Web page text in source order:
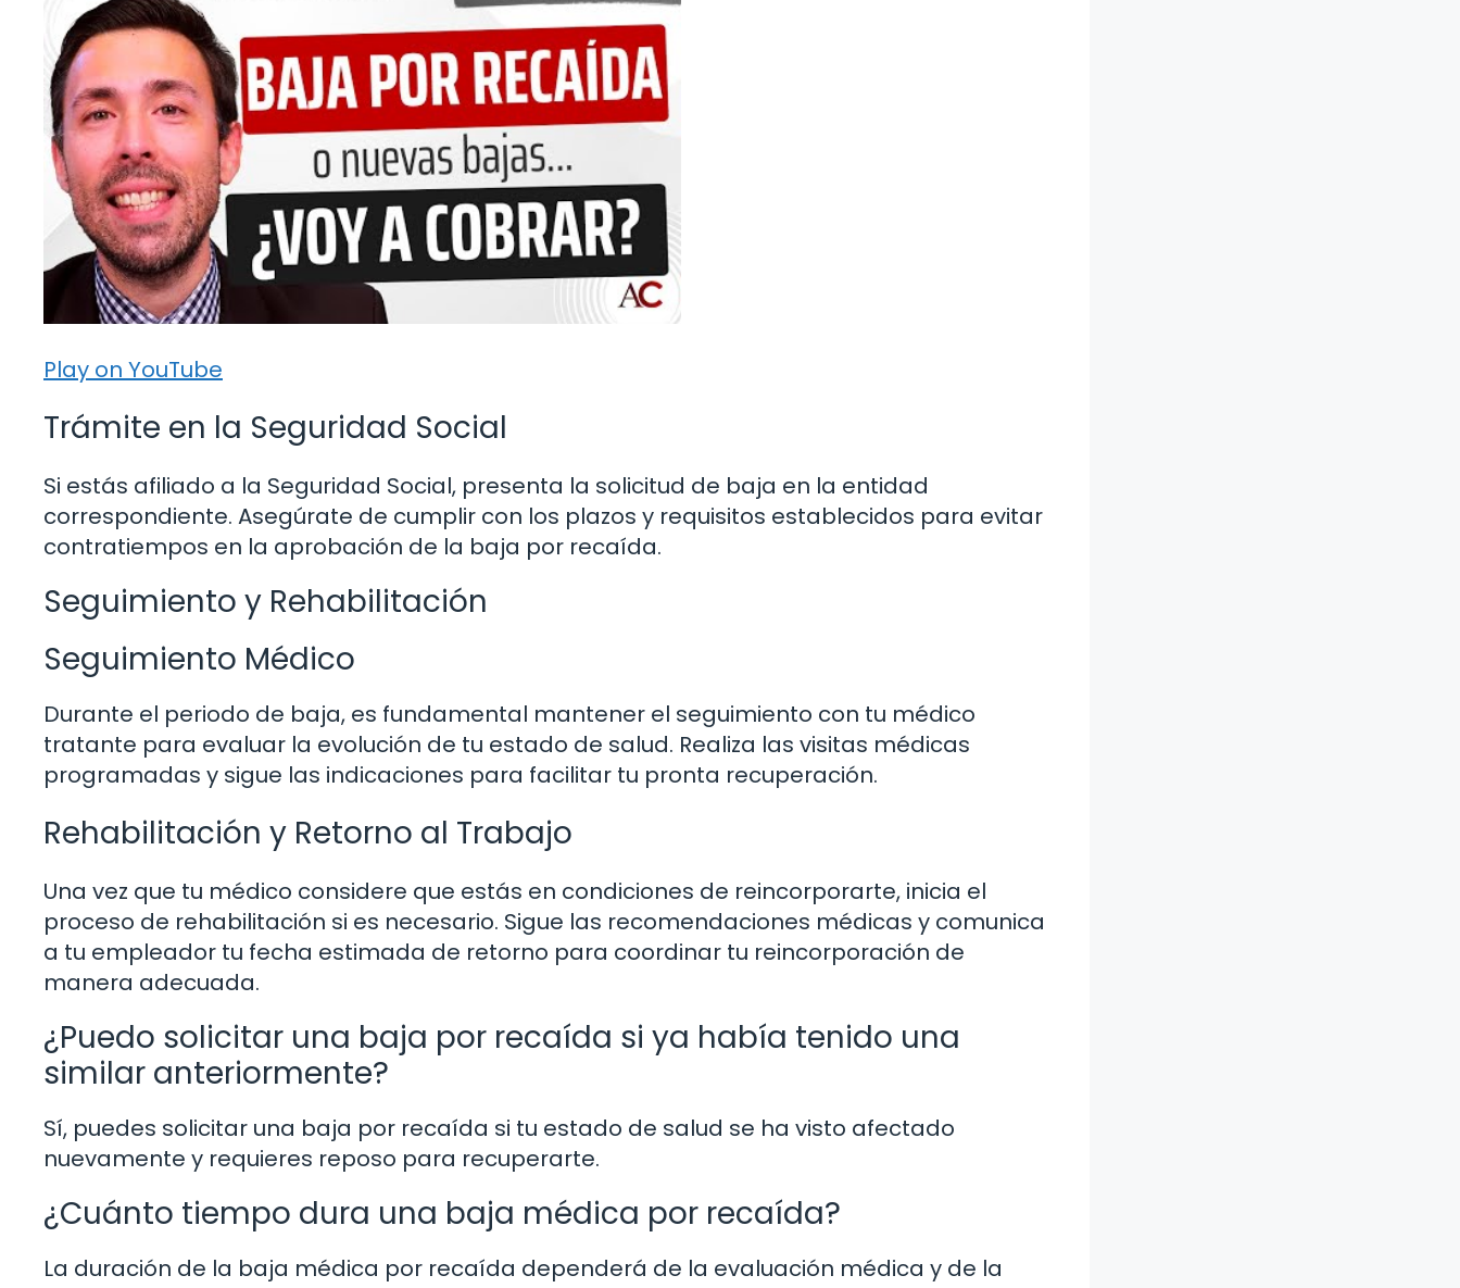
Play on YouTube
Trámite en la Seguridad Social
Si estás afiliado a la Seguridad Social, presenta la solicitud de baja en la entidad
correspondiente. Asegúrate de cumplir con los plazos y requisitos establecidos para evitar
contratiempos en la aprobación de la baja por recaída.
Seguimiento y Rehabilitación
Seguimiento Médico
Durante el periodo de baja, es fundamental mantener el seguimiento con tu médico
tratante para evaluar la evolución de tu estado de salud. Realiza las visitas médicas
programadas y sigue las indicaciones para facilitar tu pronta recuperación.
Rehabilitación y Retorno al Trabajo
Una vez que tu médico considere que estás en condiciones de reincorporarte, inicia el
proceso de rehabilitación si es necesario. Sigue las recomendaciones médicas y comunica
a tu empleador tu fecha estimada de retorno para coordinar tu reincorporación de
manera adecuada.
¿Puedo solicitar una baja por recaída si ya había tenido una
similar anteriormente?
Sí, puedes solicitar una baja por recaída si tu estado de salud se ha visto afectado
nuevamente y requieres reposo para recuperarte.
¿Cuánto tiempo dura una baja médica por recaída?
La duración de la baja médica por recaída dependerá de la evaluación médica y de la